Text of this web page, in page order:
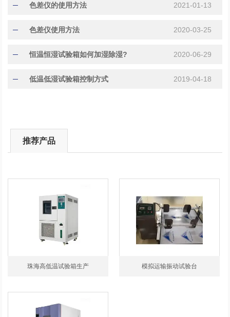
色差仪的使用方法 2021-01-13
色差仪使用方法 2020-03-25
恒温恒湿试验箱如何加湿除湿? 2020-06-29
低温低湿试验箱控制方式 2019-04-18
推荐产品
珠海高低温试验箱生产 模拟运输振动试验台